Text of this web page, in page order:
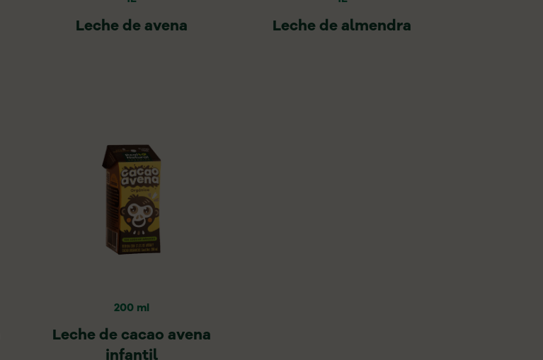
Leche de avena Leche de almendra
200 ml
Leche de cacao avena
infantil